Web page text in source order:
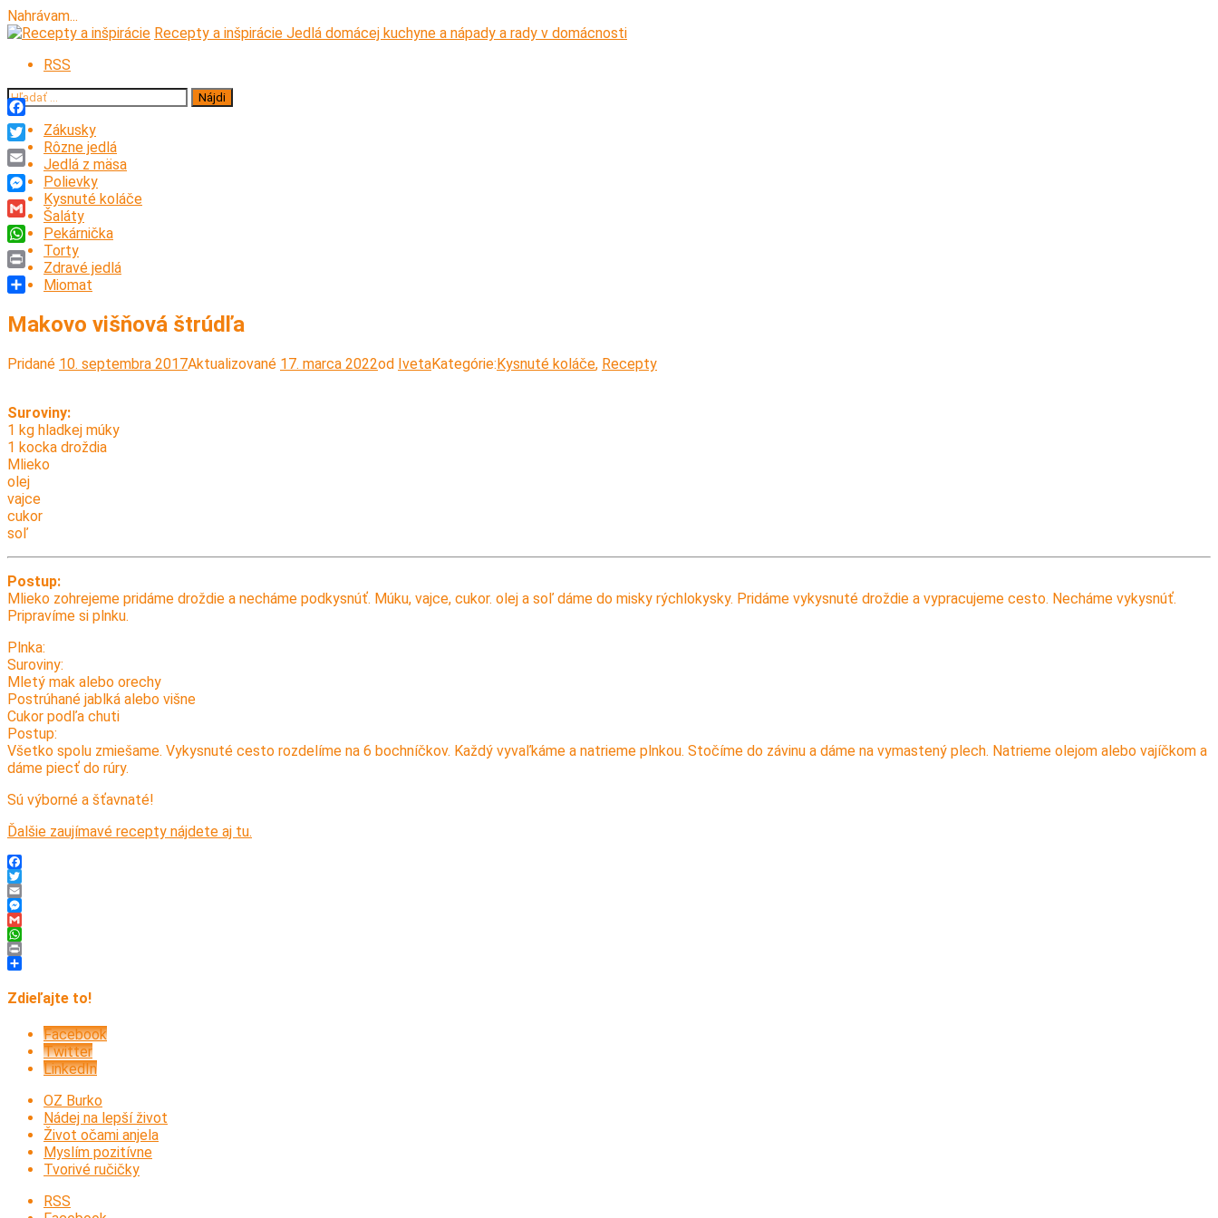
Nahrávam...
Prejsť
obsah
Recepty a inšpirácie Jedlá domácej kuchyne a nápady a rady v domácnosti
RSS
Hľadať:
Zákusky
Rôzne jedlá
Jedlá z mäsa
Polievky
Kysnuté koláče
Šaláty
Pekárnička
Torty
Zdravé jedlá
Miomat
Makovo višňová štrúdľa
Pridané 10. septembra 2017Aktualizované 17. marca 2022od IvetaKategórie:Kysnuté koláče, Recepty
Suroviny:
1 kg hladkej múky
1 kocka droždia
Mlieko
olej
vajce
cukor
soľ
Postup:
Mlieko zohrejeme pridáme droždie a necháme podkysnúť. Múku, vajce, cukor. olej a soľ dáme do misky rýchlokysky. Pridáme vykysnuté droždie a vypracujeme cesto. Necháme vykysnúť.
Pripravíme si plnku.
Plnka:
Suroviny:
Mletý mak alebo orechy
Postrúhané jablká alebo višne
Cukor podľa chuti
Postup:
Všetko spolu zmiešame. Vykysnuté cesto rozdelíme na 6 bochníčkov. Každý vyvaľkáme a natrieme plnkou. Stočíme do závinu a dáme na vymastený plech. Natrieme olejom alebo vajíčkom a
dáme piecť do rúry.
Sú výborné a šťavnaté!
Ďalšie zaujímavé recepty nájdete aj tu.
Facebook
Twitter
Email
Messenger
Gmail
WhatsApp
Print
Zdieľajte to!
Facebook
Twitter
LinkedIn
OZ Burko
Nádej na lepší život
Život očami anjela
Myslím pozitívne
Tvorivé ručičky
RSS
Facebook
Twitter
Email
Messenger
Gmail
WhatsApp
Print